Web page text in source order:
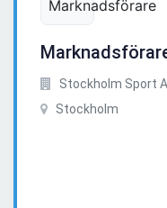
Stockholm Sport
Stockholm